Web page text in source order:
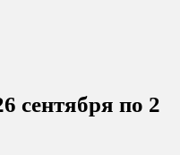
сентября по 2